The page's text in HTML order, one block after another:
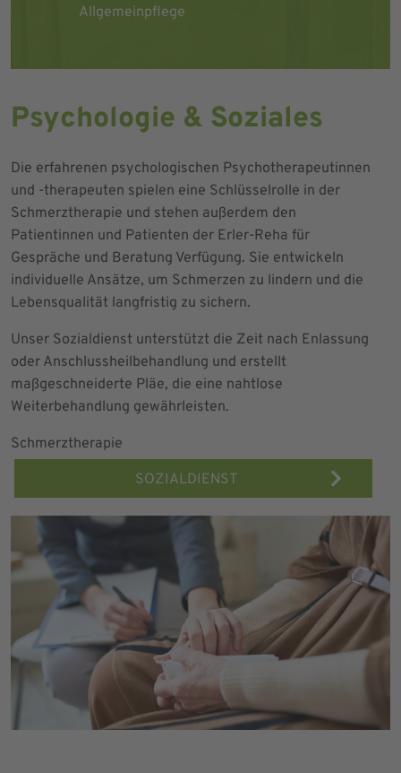
Allgemeinpflege
Psychologie & Soziales
Die erfahrenen psychologischen Psychotherapeutinnen
und -therapeuten spielen eine Schlüsselrolle in der
Schmerztherapie und stehen außerdem den
Patientinnen und Patienten der Erler-Reha für
Gespräche und Beratung Verfügung. Sie entwickeln
individuelle Ansätze, um Schmerzen zu lindern und die
Lebensqualität langfristig zu sichern.
Unser Sozialdienst unterstützt die Zeit nach Enlassung
oder Anschlussheilbehandlung und erstellt
maßgeschneiderte Pläe, die eine nahtlose
Weiterbehandlung gewährleisten.
Schmerztherapie
SOZIALDIENST